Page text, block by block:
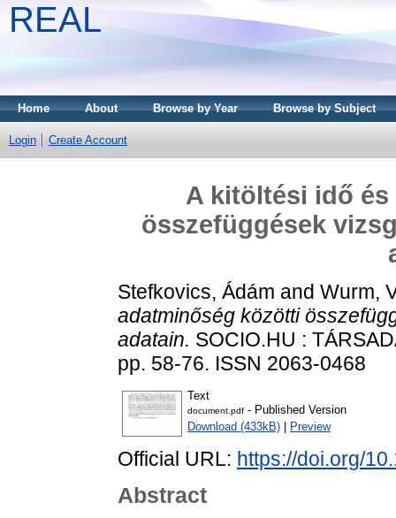
REAL
Home About Browse by Year Browse by Subject
Login Create Account
A kitöltési idő
összefüggések
Stefkovics, Ádám and Wurm,
adatminőség közötti
adatain. SOCIO.HU :
pp. 58-76. ISSN 2063-0468
Text
document.pdf - Published Version
Download (433kB)
Preview
Official URL: https://doi.org/
Abstract